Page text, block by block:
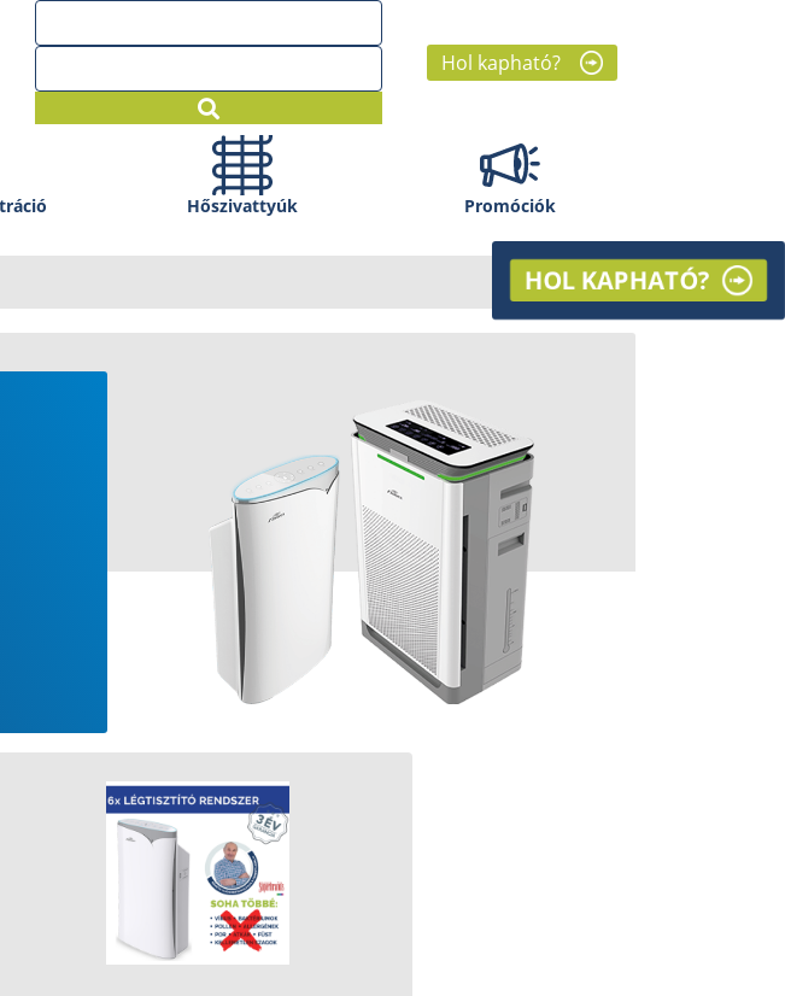
Hol kapható?
Hőszivattyúk Promóciók
HOL KAPHATÓ?